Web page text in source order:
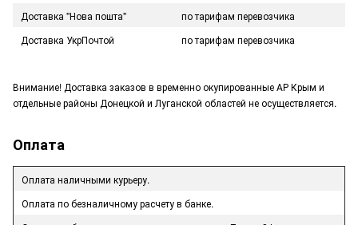
Доставка "Нова пошта"
по тарифам перевозчика
Доставка УкрПочтой
по тарифам перевозчика
Внимание! Доставка заказов в временно окупированные АР Крым и
отдельные районы Донецкой и Луганской областей не осуществляется.
Оплата
Оплата наличными курьеру.
Оплата по безналичному расчету в банке.